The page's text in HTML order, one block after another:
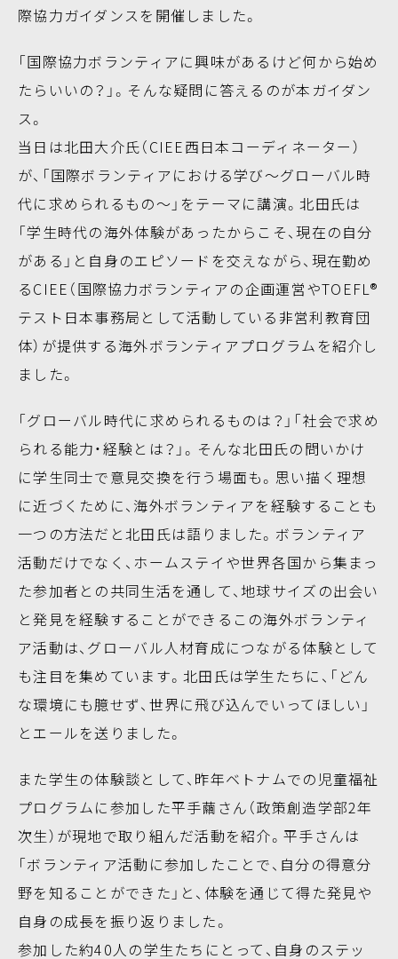
際協力ガイダンスを開催しました。
「国際協力ボランティアに興味があるけど何から始め
たらいいの？」。そんな疑問に答えるのが本ガイダン
ス。
当日は北田大介氏（CIEE西日本コーディネーター）
が、「国際ボランティアにおける学び～グローバル時
代に求められるもの～」をテーマに講演。北田氏は
「学生時代の海外体験があったからこそ、現在の自分
がある」と自身のエピソードを交えながら、現在勤め
るCIEE（国際協力ボランティアの企画運営やTOEFL®
テスト日本事務局として活動している非営利教育団
体）が提供する海外ボランティアプログラムを紹介し
ました。
「グローバル時代に求められるものは？」「社会で求め
られる能力・経験とは？」。そんな北田氏の問いかけ
に学生同士で意見交換を行う場面も。思い描く理想
に近づくために、海外ボランティアを経験することも
一つの方法だと北田氏は語りました。ボランティア
活動だけでなく、ホームステイや世界各国から集まっ
た参加者との共同生活を通して、地球サイズの出会い
と発見を経験することができるこの海外ボランティ
ア活動は、グローバル人材育成につながる体験として
も注目を集めています。北田氏は学生たちに、「どん
な環境にも臆せず、世界に飛び込んでいってほしい」
とエールを送りました。
また学生の体験談として、昨年ベトナムでの児童福祉
プログラムに参加した平手繭さん（政策創造学部2年
次生）が現地で取り組んだ活動を紹介。平手さんは
「ボランティア活動に参加したことで、自分の得意分
野を知ることができた」と、体験を通じて得た発見や
自身の成長を振り返りました。
参加した約40人の学生たちにとって、自身のステッ